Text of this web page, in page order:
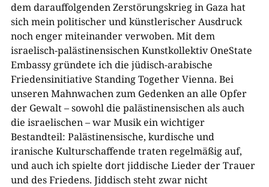
dem darauffolgenden Zerstörungskrieg in Gaza hat
sich mein politischer und künstlerischer Ausdruck
noch enger miteinander verwoben. Mit dem
israelisch-palästinensischen Kunstkollektiv OneState
Embassy gründete ich die jüdisch-arabische
Friedensinitiative Standing Together Vienna. Bei
unseren Mahnwachen zum Gedenken an alle Opfer
der Gewalt – sowohl die palästinensischen als auch
die israelischen – war Musik ein wichtiger
Bestandteil: Palästinensische, kurdische und
iranische Kulturschaffende traten regelmäßig auf,
und auch ich spielte dort jiddische Lieder der Trauer
und des Friedens. Jiddisch steht zwar nicht